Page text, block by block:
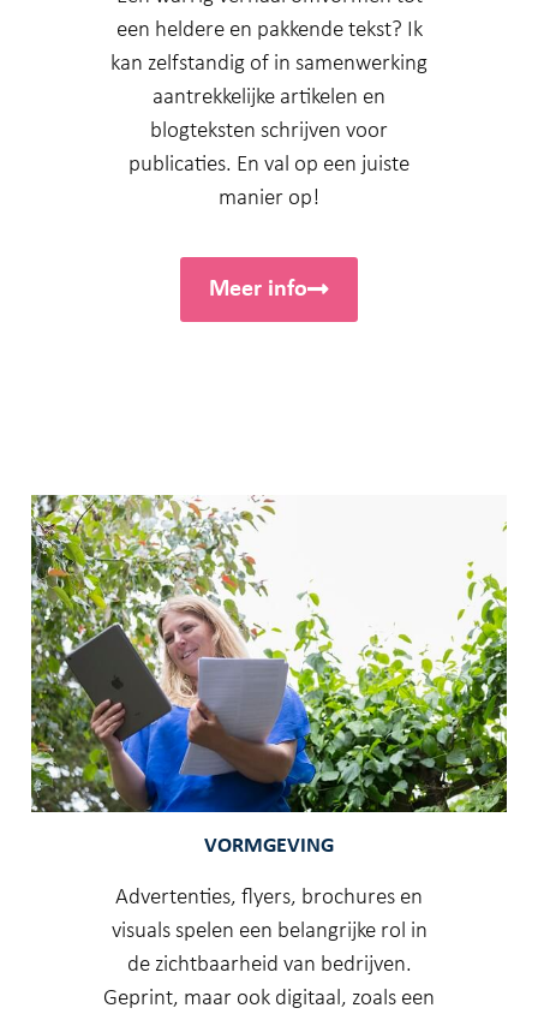
een heldere en pakkende tekst? Ik
kan zelfstandig of in samenwerking
aantrekkelijke artikelen en
blogteksten schrijven voor
publicaties. En val op een juiste
manier op!
Meer info
VORMGEVING
Advertenties, flyers, brochures en
visuals spelen een belangrijke rol in
de zichtbaarheid van bedrijven.
Geprint, maar ook digitaal, zoals een